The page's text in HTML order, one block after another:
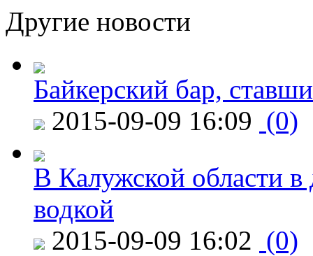
Другие новости
Байкерский бар,
2015-09-09 16:09 (0)
В Калужской области в
водкой
2015-09-09 16:02 (0)